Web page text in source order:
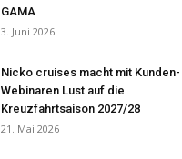
GAMA
3. Juni 2026
Nicko cruises macht mit Kunden-
Webinaren Lust auf die
Kreuzfahrtsaison 2027/28
21. Mai 2026